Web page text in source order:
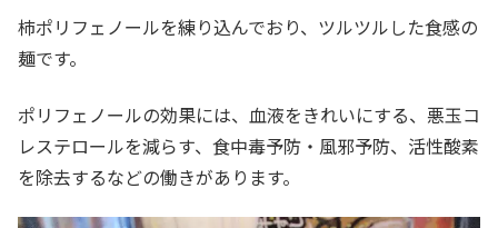
柿ポリフェノールを練り込んでおり、ツルツルした食感の
麺です。
ポリフェノールの効果には、血液をきれいにする、悪玉コ
レステロールを減らす、食中毒予防・風邪予防、活性酸素
を除去するなどの働きがあります。